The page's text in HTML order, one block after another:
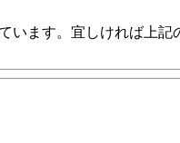
います。宜しければ上